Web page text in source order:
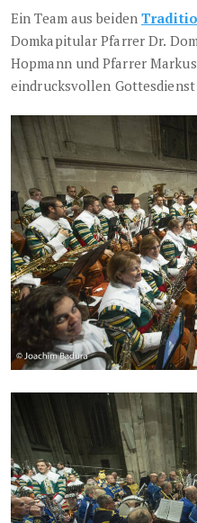
Ein Team aus beiden
Domkapitular Pfarrer Dr.
Hopmann und Pfarrer
eindrucksvollen